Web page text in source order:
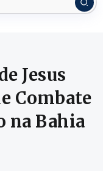
Jesus
Combate
na Bahia